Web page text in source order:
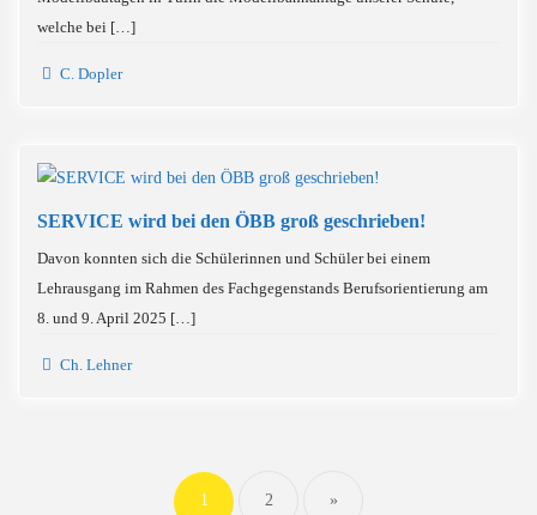
welche bei […]
C. Dopler
SERVICE wird bei den ÖBB groß geschrieben!
Davon konnten sich die Schülerinnen und Schüler bei einem
Lehrausgang im Rahmen des Fachgegenstands Berufsorientierung am
8. und 9. April 2025 […]
Ch. Lehner
der
Beiträge
1 2 »